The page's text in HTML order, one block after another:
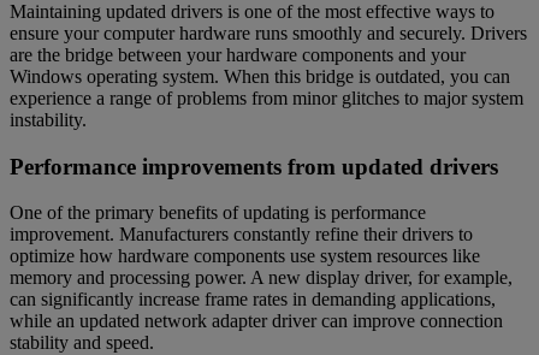
Maintaining updated drivers is one of the most effective ways to
ensure your computer hardware runs smoothly and securely. Drivers
are the bridge between your hardware components and your
Windows operating system. When this bridge is outdated, you can
experience a range of problems from minor glitches to major system
instability.
Performance improvements from updated drivers
One of the primary benefits of updating is performance
improvement. Manufacturers constantly refine their drivers to
optimize how hardware components use system resources like
memory and processing power. A new display driver, for example,
can significantly increase frame rates in demanding applications,
while an updated network adapter driver can improve connection
stability and speed.